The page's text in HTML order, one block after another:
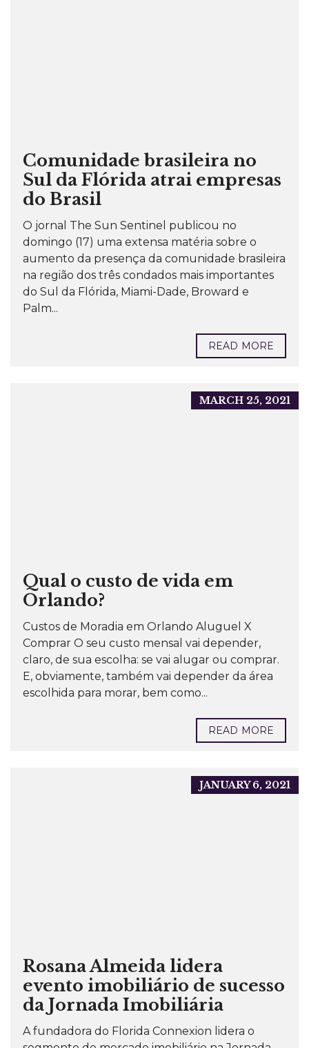
Comunidade brasileira no
Sul da Flórida atrai empresas
do Brasil
O jornal The Sun Sentinel publicou no
domingo (17) uma extensa matéria sobre o
aumento da presença da comunidade brasileira
na região dos três condados mais importantes
do Sul da Flórida, Miami-Dade, Broward e
Palm...
READ MORE
MARCH 25, 2021
Qual o custo de vida em
Orlando?
Custos de Moradia em Orlando Aluguel X
Comprar O seu custo mensal vai depender,
claro, de sua escolha: se vai alugar ou comprar.
E, obviamente, também vai depender da área
escolhida para morar, bem como...
READ MORE
JANUARY 6, 2021
Rosana Almeida lidera
evento imobiliário de sucesso
da Jornada Imobiliária
A fundadora do Florida Connexion lidera o